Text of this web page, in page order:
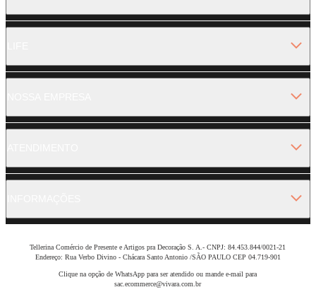
Tellerina Comércio de Presente e Artigos pra Decoração S. A.- CNPJ: 84.453.844/0021-21
Endereço: Rua Verbo Divino - Chácara Santo Antonio /SÃO PAULO CEP 04.719-901
Clique na opção de WhatsApp para ser atendido ou mande e-mail para
sac.ecommerce@vivara.com.br